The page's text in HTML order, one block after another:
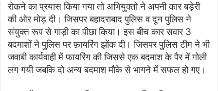
रोकने का प्रयास किया गया तो अभियुक्तो ने अपनी कार बड़ेरी
की ओर मोड़ दी। जिसपर बहादराबाद पुलिस व दून पुलिस ने
संयुक्त रूप से गाड़ी का पीछा किया। इस बीच कार सवार 3
बदमाशों ने पुलिस पर फ़ायरिंग झोंक दी। जिसपर पुलिस टीम ने भी
जवाबी कार्यवाही में फायरिंग की जिससे एक बदमाश के पैर में गोली
लग गयी जबकि दो अन्य बदमाश मौके से भागने में सफल हो गए।